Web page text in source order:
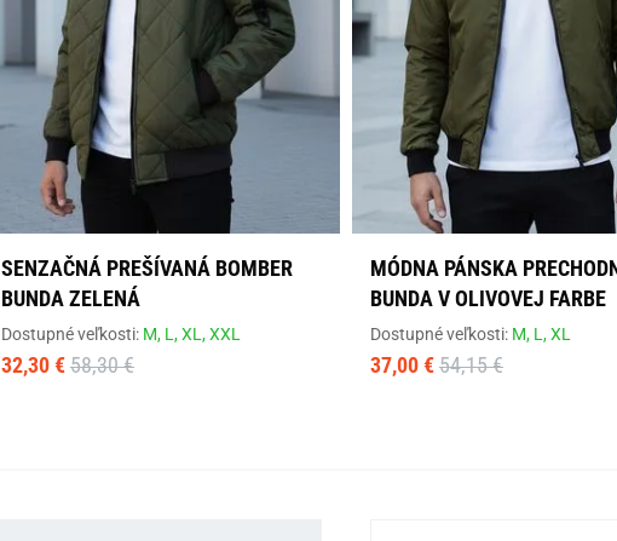
SENZAČNÁ PREŠÍVANÁ BOMBER
BUNDA ZELENÁ
Dostupné veľkosti: M, L,XL,XXL
32,30 € 58,30 €
MÓDNA PÁNSKA
BUNDA V OLIVOVEJ FARBE
Dostupné veľkosti: M, L,XL
37,00 € 54,15 €